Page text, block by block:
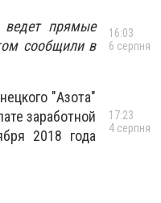
ведет прямые
сообщили в
"Азота"
заработной
2018 года
16:03
6 серпня
17:23
4 серпня